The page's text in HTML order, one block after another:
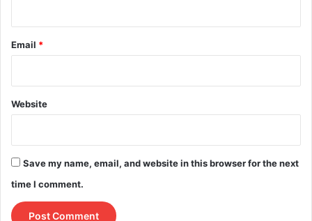
Email *
Website
Save my name, email, and website in this browser for the next
time I comment.